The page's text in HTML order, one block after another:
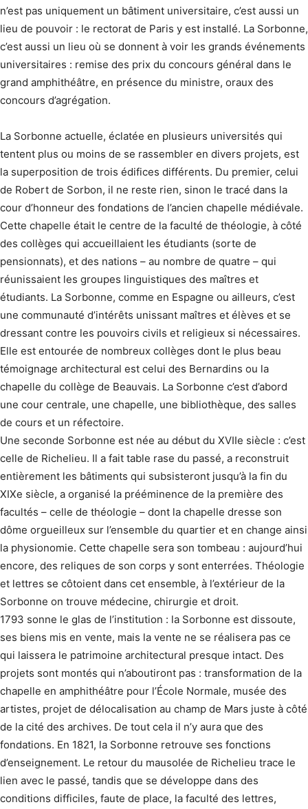
n’est pas uniquement un bâtiment universitaire, c’est aussi un
lieu de pouvoir : le rectorat de Paris y est installé. La Sorbonne,
c’est aussi un lieu où se donnent à voir les grands événements
universitaires : remise des prix du concours général dans le
grand amphithéâtre, en présence du ministre, oraux des
concours d’agrégation.
La Sorbonne actuelle, éclatée en plusieurs universités qui
tentent plus ou moins de se rassembler en divers projets, est
la superposition de trois édifices différents. Du premier, celui
de Robert de Sorbon, il ne reste rien, sinon le tracé dans la
cour d’honneur des fondations de l’ancien chapelle médiévale.
Cette chapelle était le centre de la faculté de théologie, à côté
des collèges qui accueil­laient les étudiants (sorte de
pensionnats), et des nations – au nombre de quatre – qui
réunissaient les groupes linguistiques des maîtres et
étudiants. La Sorbonne, comme en Espagne ou ailleurs, c’est
une communauté d’intérêts unissant maîtres et élèves et se
dressant contre les pouvoirs civils et religieux si nécessaires.
Elle est entourée de nombreux collèges dont le plus beau
témoignage architectural est celui des Bernardins ou la
chapelle du collège de Beauvais. La Sorbonne c’est d’abord
une cour centrale, une chapelle, une bibliothèque, des salles
de cours et un réfectoire.
Une seconde Sorbonne est née au début du XVIIe siècle : c’est
celle de Richelieu. Il a fait table rase du passé, a reconstruit
entièrement les bâtiments qui subsisteront jusqu’à la fin du
XIXe siècle, a organisé la prééminence de la première des
facultés – celle de théologie – dont la chapelle dresse son
dôme orgueilleux sur l’ensemble du quartier et en change ainsi
la physionomie. Cette chapelle sera son tombeau : aujourd’hui
encore, des reliques de son corps y sont enterrées. Théologie
et lettres se côtoient dans cet ensemble, à l’extérieur de la
Sorbonne on trouve médecine, chirurgie et droit.
1793 sonne le glas de l’institution : la Sorbonne est dissoute,
ses biens mis en vente, mais la vente ne se réalisera pas ce
qui laissera le patrimoine architectural presque intact. Des
projets sont montés qui n’aboutiront pas : transformation de la
chapelle en amphithéâtre pour l’École Normale, musée des
artistes, projet de délocalisation au champ de Mars juste à côté
de la cité des archives. De tout cela il n’y aura que des
fondations. En 1821, la Sorbonne retrouve ses fonctions
d’enseignement. Le retour du mausolée de Richelieu trace le
lien avec le passé, tandis que se développe dans des
conditions difficiles, faute de place, la faculté des lettres,